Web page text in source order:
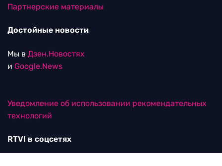
Партнерские материалы
Достойные новости
Мы в Дзен.Новостях
и Google.News
Уведомление об использовании рекомендательных
технологий
RTVI в соцсетях